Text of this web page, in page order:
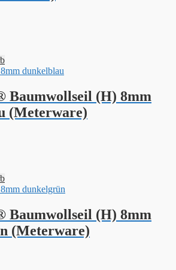
Baumwollseil (H) 8mm
(Meterware)
Baumwollseil (H) 8mm
(Meterware)